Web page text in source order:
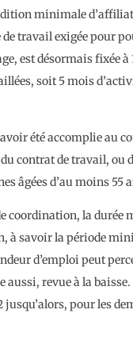
minimale
travail exigée pour
est désormais fixée
soit 5 mois
été accomplie au
contrat de travail, ou
âgées d’au moins 55
coordination, la durée
à savoir la période
d’emploi peut
aussi, revue à la baisse.
jusqu’alors, pour les